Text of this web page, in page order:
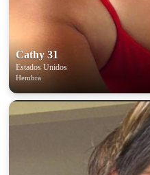
Cathy 31
Estados Unidos
Hembra